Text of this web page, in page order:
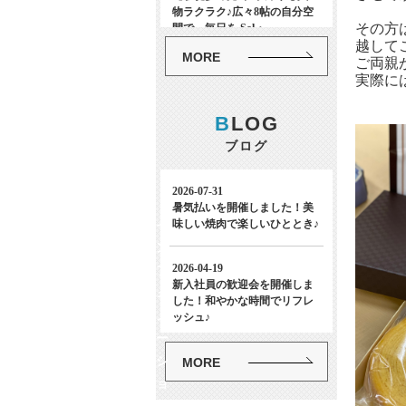
その方
越して
ご両親
実際に
MORE
BLOG
ブログ
MORE
イ
ン
ー
シ
ョ